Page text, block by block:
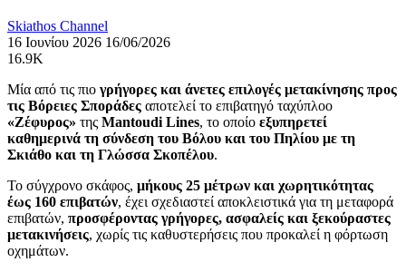
Skiathos Channel
16 Ιουνίου 2026 16/06/2026
16.9K
Μία από τις πιο γρήγορες και άνετες επιλογές μετακίνησης προς
τις Βόρειες Σποράδες αποτελεί το επιβατηγό ταχύπλοο
«Ζέφυρος» της Mantoudi Lines, το οποίο εξυπηρετεί
καθημερινά τη σύνδεση του Βόλου και του Πηλίου με τη
Σκιάθο και τη Γλώσσα Σκοπέλου.
Το σύγχρονο σκάφος, μήκους 25 μέτρων και χωρητικότητας
έως 160 επιβατών, έχει σχεδιαστεί αποκλειστικά για τη μεταφορά
επιβατών, προσφέροντας γρήγορες, ασφαλείς και ξεκούραστες
μετακινήσεις, χωρίς τις καθυστερήσεις που προκαλεί η φόρτωση
οχημάτων.